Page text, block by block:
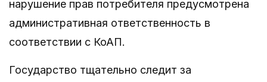
нарушение прав потребителя предусмотрена
административная ответственность в
соответствии с КоАП.
Государство тщательно следит за